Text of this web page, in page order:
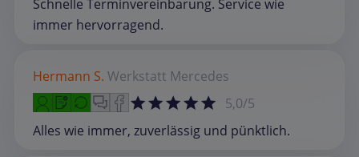
Schnelle Terminvereinbarung. Service wie
immer hervorragend.
Hermann S. Werkstatt Mercedes
5,0/5
Alles wie immer, zuverlässig und pünktlich.